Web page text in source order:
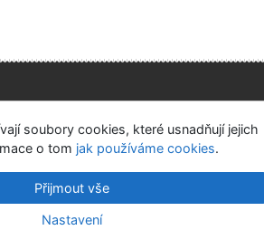
Soukromí
Napište nám Nastavení cookies
- Univerzita Hradec Králové
v.4.8.63a-Cosmotron Bohemia, s.r.o.
soubory cookies, které usnadňují jejich
o tom jak používáme cookies.
Přijmout vše
Nastavení